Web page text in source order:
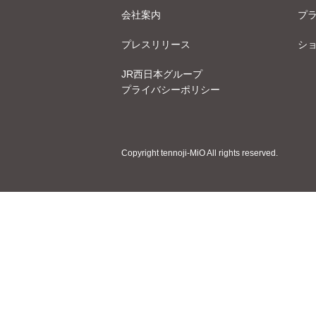
会社案内 プ
プレスリリース シ
JR西日本グループ
プライバシーポリシー
Copyright tennoji-MiO All rights reserved.